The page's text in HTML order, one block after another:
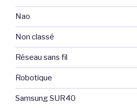
Nao
Non classé
Réseau sans fil
Robotique
Samsung SUR40